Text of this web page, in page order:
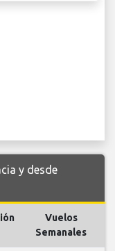
y desde
Vuelos
Semanales